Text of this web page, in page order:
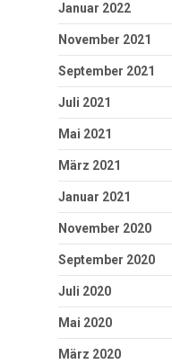
Januar 2022
November 2021
September 2021
Juli 2021
Mai 2021
März 2021
Januar 2021
November 2020
September 2020
Juli 2020
Mai 2020
März 2020